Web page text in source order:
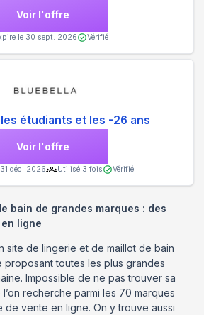
Voir l'offre
le 30 sept. 2026 Vérifié
étudiants et les -26 ans
Voir l'offre
31 déc. 2026 Utilisé 3 fois Vérifié
bain de grandes marques : des
ligne
site de lingerie et de maillot de bain
proposant toutes les plus grandes
Impossible de ne pas trouver sa
recherche parmi les 70 marques
vente en ligne. On y trouve aussi